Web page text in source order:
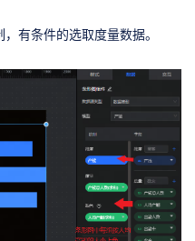
有条件的选取度量数据。